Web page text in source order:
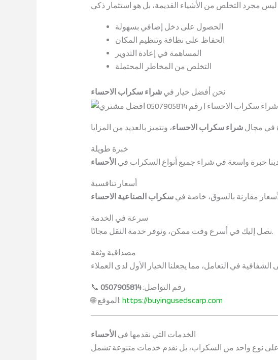
الحصول على دخل إضافي بسهولة
الحفاظ على نظافة وتنظيم المكان
المساهمة في إعادة التدوير
التخلص من المخاطر المحتملة
نحن أفضل خيار فيشراء سكراب الاحساء
في مجالشراء سكراب الاحساء
خبرة طويلة
خبرة واسعة في شراء جميع أنواع السكراب في الأحساء
أسعار تنافسية
مقارنة بالسوق، خاصة فيسكراب الصناعية الاحساء
سرعة في الخدمة
نصل إليك في أسرع وقت ممكن، ونوفر خدمة النقل مجانًا.
مصداقية وثقة
📞 رقم التواصل:0507905814
🌐 الموقع: https://buyingusedscarp.com
الخدمات التي نقدمها في الأحساء